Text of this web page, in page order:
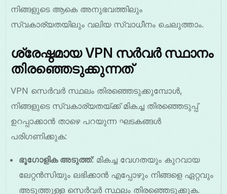
നിങ്ങളുടെ ആകെ അനുഭവത്തിലും
സ്വകാര്യതയിലും വലിയ സ്വാധീനം ചെലുത്താം.
ശ്രേഷ്ഠമായ VPN സർവർ സ്ഥാനം
തിരഞ്ഞെടുക്കുന്നത്
VPN സെർവർ സ്ഥലം തിരഞ്ഞെടുക്കുമ്പോൾ,
നിങ്ങളുടെ സ്വകാര്യതയ്ക്ക് മികച്ച തിരഞ്ഞെടുപ്പ്
ഉറപ്പാക്കാൻ താഴെ പറയുന്ന ഘടകങ്ങൾ
പരിഗണിക്കുക:
ഭൂഗോളിക അടുത്ത്: മികച്ച വേഗതയും കുറവായ
ലേറ്റൻസിയും ലഭിക്കാൻ എപ്പോഴും നിങ്ങളെ ഏറ്റവും
അടുത്തുള്ള സെർവർ സ്ഥലം തിരഞ്ഞെടുക്കുക.